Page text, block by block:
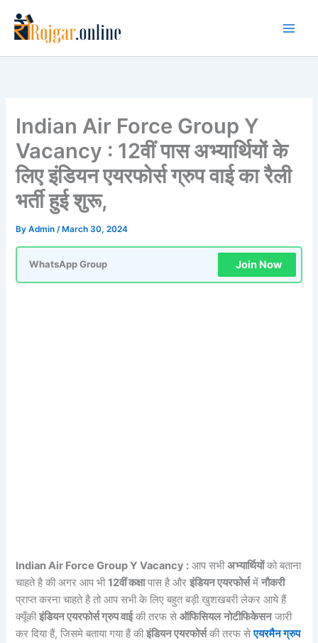
content
Indian Air Force Group Y
Vacancy : 12वीं पास अभ्यार्थियों के
लिए इंडियन एयरफोर्स ग्रुप वाई का रैली
भर्ती हुई शुरू,
ByAdmin/ March 30, 2024
WhatsApp Group Join Now
Indian Air Force Group Y Vacancy : आप सभीअभ्यार्थियोंको बताना
चाहते है की अगर आप भी12वीं कक्षापास है औरइंडियन एयरफोर्समेंनौकरी
प्राप्त करना चाहते है तो आप सभी के लिए बहुत बड़ी खुशखबरी लेकर आये हैं
क्यूँकीइंडियन एयरफोर्स ग्रुप वाईकी तरफ सेऑफिसियल नोटीफिकेसनजारी
कर दिया हैं, जिसमे बताया गया हैं कीइंडियन एयरफोर्सकी तरफ सेएयरमैन ग्रुप